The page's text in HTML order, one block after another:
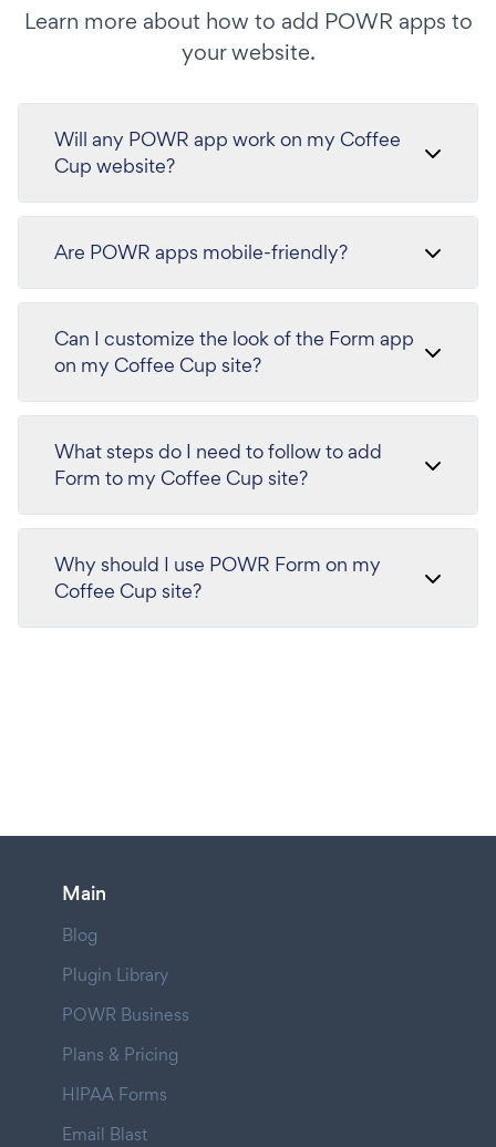
Learn more about how to add POWR apps to
your website.
Will any POWR app work on my Coffee
Cup website?
Are POWR apps mobile-friendly?
Can I customize the look of the Form app
on my Coffee Cup site?
What steps do I need to follow to add
Form to my Coffee Cup site?
Why should I use POWR Form on my
Coffee Cup site?
Main
Blog
Plugin Library
POWR Business
Plans & Pricing
HIPAA Forms
Email Blast